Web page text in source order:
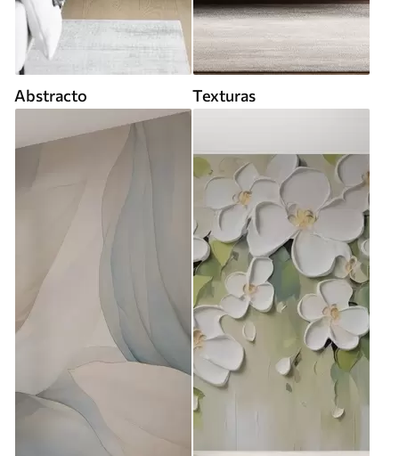
Abstracto Texturas